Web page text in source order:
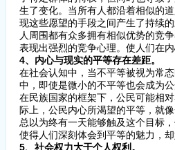
生了变化。当所有人都沿着相似的
现这些愿望的手段之间产生了持续
人周围都有众多拥有相似优势的竞
表现出强烈的竞争心理。使人们在
4、内心与现实的平等存在差距。
在社会认知中，当不平等被视为常
中，即使是微小的不平等也会成为
在民族国家的框架下，公民可能相
际上，公民内心所渴望的平等，就
总以为终有一天能够触及这个目标
使得人们深刻体会到平等的魅力，
5、社会权力大于个人权利。